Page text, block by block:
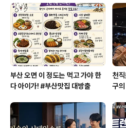
수 있게 되었답니다. 덕분에 영업직 대상 동기부
많이 했는데요. 영업직으로 근무하고 계신 분들과
을 꿈꾸는 분들을 대상으로 한 세일즈 마인드 동
강을 오래 전에 촬영해둔 영상이 있는..
부산 오면 이 정도는 먹고 가야 한
다 아이가! #부산맛집 대방출
천
구의